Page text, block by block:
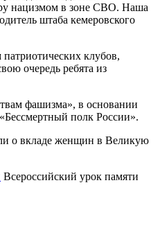
нацизмом в зоне СВО. Наша
штаба кемеровского
клубов,
очередь ребята из
фашизма», в основании
полк России».
о вкладе женщин в Великую
Всероссийский урок памяти